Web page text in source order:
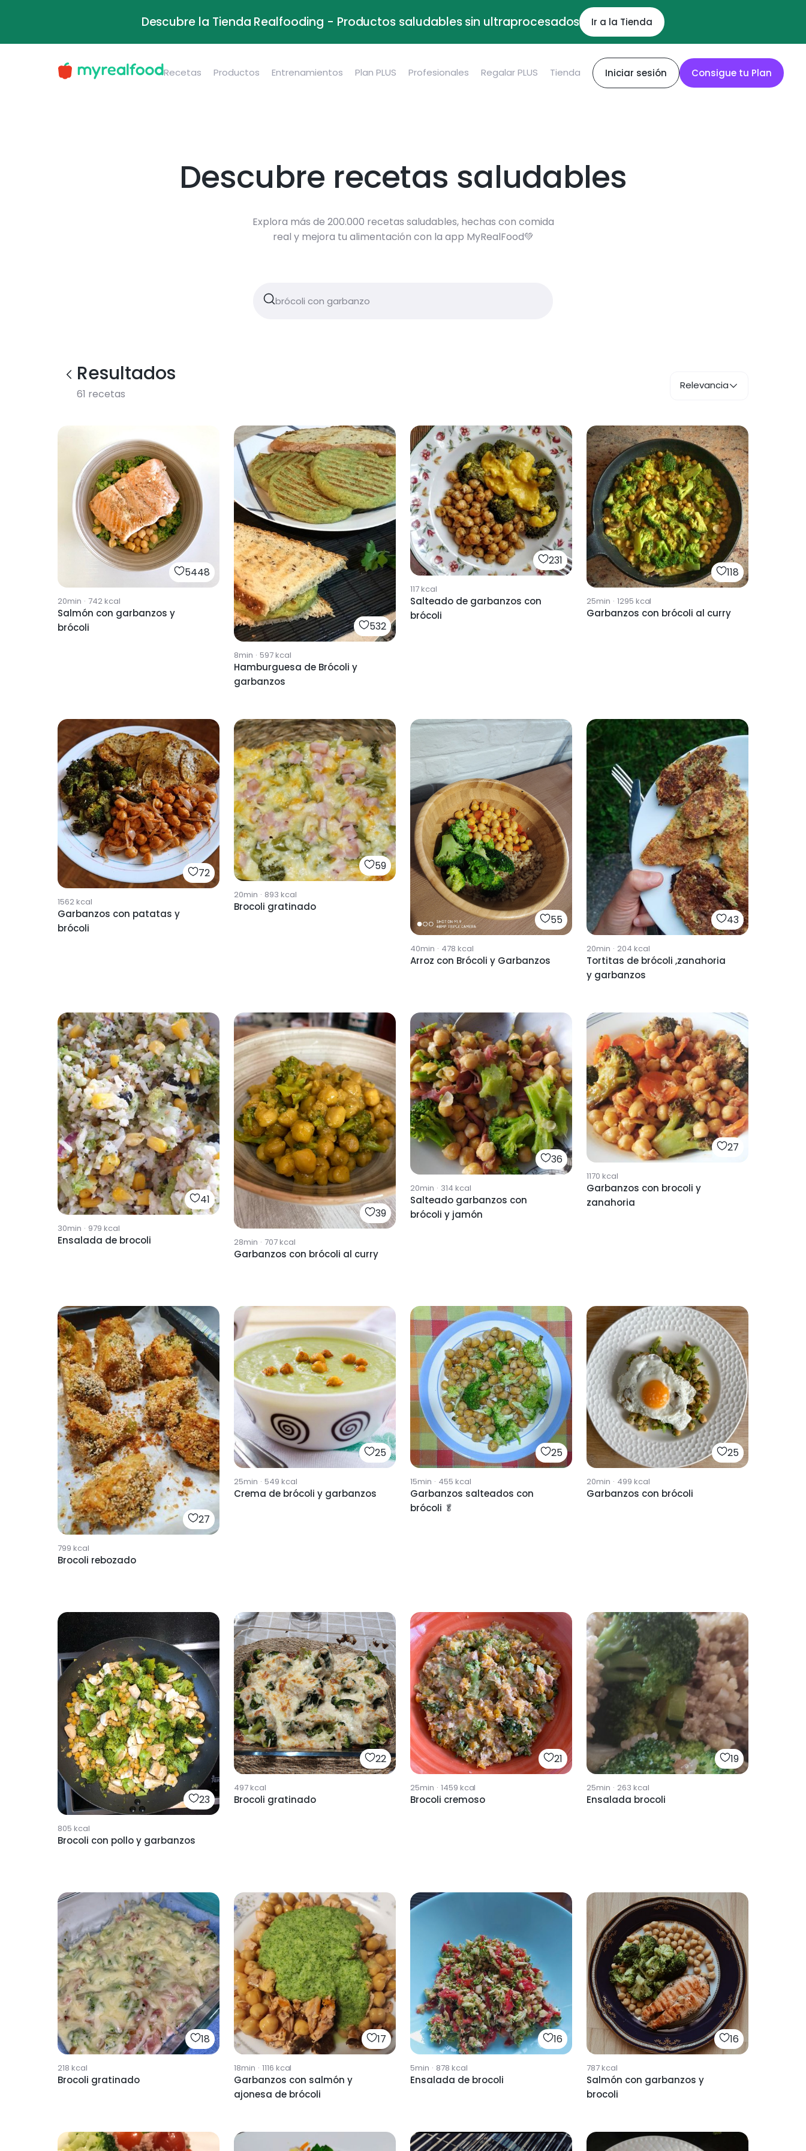
Descubre la Tienda Realfooding - Productos saludables sin ultraprocesados Ir a la Tienda
Recetas Productos Entrenamientos Plan PLUS Profesionales Regalar PLUS Tienda Iniciar sesión Consigue tu Plan
Descubre recetas saludables
Explora más de 200.000 recetas saludables, hechas con comida
real y mejora tu alimentación con la app MyRealFood💚
Resultados
61 recetas
Relevancia
5448
20min · 742kcal
Salmón con garbanzos y
brócoli
532
8min · 597kcal
Hamburguesa de Brócoli y
garbanzos
231
117kcal
Salteado de garbanzos con
brócoli
118
25min · 1295 kcal
Garbanzos con brócoli al curry
72
1562kcal
Garbanzos con patatas y
brócoli
59
20min · 893 kcal
Brocoli gratinado
55
40min · 478 kcal
Arroz con Brócoli y Garbanzos
43
20min · 204 kcal
Tortitas de brócoli ,zanahoria
y garbanzos
41
30min · 979 kcal
Ensalada de brocoli
39
28min · 707kcal
Garbanzos con brócoli al curry
36
20min · 314 kcal
Salteado garbanzos con
brócoli y jamón
27
1170 kcal
Garbanzos con brocoli y
zanahoria
27
799 kcal
Brocoli rebozado
25
25min · 549 kcal
Crema de brócoli y garbanzos
25
15min · 455 kcal
Garbanzos salteados con
brócoli 🥬
25
20min · 499 kcal
Garbanzos con brócoli
23
805 kcal
Brocoli con pollo y garbanzos
22
497kcal
Brocoli gratinado
21
25min · 1459 kcal
Brocoli cremoso
19
25min · 263 kcal
Ensalada brocoli
18
218 kcal
Brocoli gratinado
17
18min · 1116 kcal
Garbanzos con salmón y
ajonesa de brócoli
16
5min · 878 kcal
Ensalada de brocoli
16
787kcal
Salmón con garbanzos y
brocoli